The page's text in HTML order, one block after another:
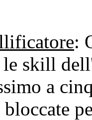
:
skill
a